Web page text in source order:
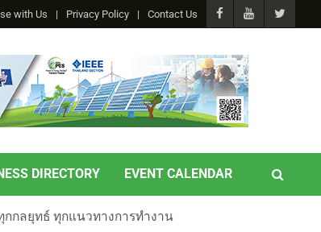
with Us Privacy Policy Contact Us
DIRECTORY EVENT CALENDAR
กกลยุทธ์ ทุกแนวทางการทำงาน